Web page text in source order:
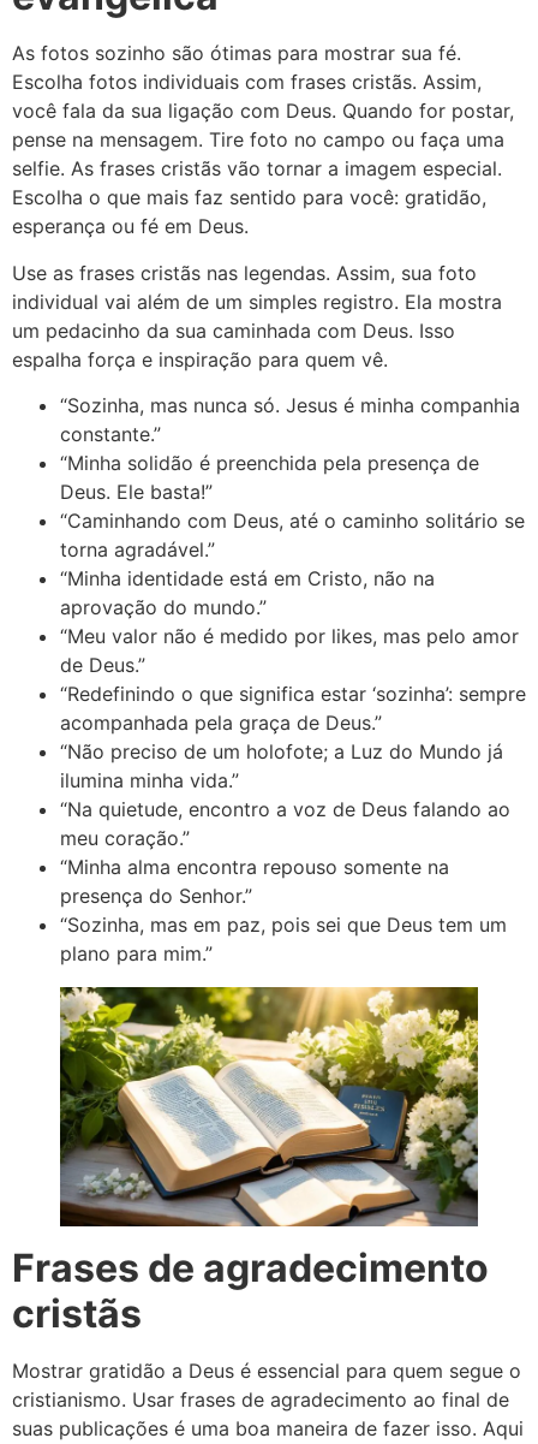
As fotos sozinho são ótimas para mostrar sua fé.
Escolha fotos individuais com frases cristãs. Assim,
você fala da sua ligação com Deus. Quando for postar,
pense na mensagem. Tire foto no campo ou faça uma
selfie. As frases cristãs vão tornar a imagem especial.
Escolha o que mais faz sentido para você: gratidão,
esperança ou fé em Deus.
Use as frases cristãs nas legendas. Assim, sua foto
individual vai além de um simples registro. Ela mostra
um pedacinho da sua caminhada com Deus. Isso
espalha força e inspiração para quem vê.
“Sozinha, mas nunca só. Jesus é minha companhia
constante.”
“Minha solidão é preenchida pela presença de
Deus. Ele basta!”
“Caminhando com Deus, até o caminho solitário se
torna agradável.”
“Minha identidade está em Cristo, não na
aprovação do mundo.”
“Meu valor não é medido por likes, mas pelo amor
de Deus.”
“Redefinindo o que significa estar ‘sozinha’: sempre
acompanhada pela graça de Deus.”
“Não preciso de um holofote; a Luz do Mundo já
ilumina minha vida.”
“Na quietude, encontro a voz de Deus falando ao
meu coração.”
“Minha alma encontra repouso somente na
presença do Senhor.”
“Sozinha, mas em paz, pois sei que Deus tem um
plano para mim.”
Frases de agradecimento
cristãs
Mostrar gratidão a Deus é essencial para quem segue o
cristianismo. Usar frases de agradecimento ao final de
suas publicações é uma boa maneira de fazer isso. Aqui